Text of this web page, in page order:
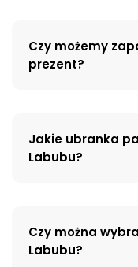
Czy możemy
prezent?
Jakie ubranka
Labubu?
Czy można
Labubu?